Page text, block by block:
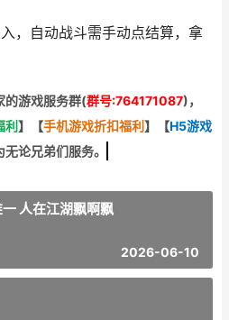
，自动战斗需手动点结算，拿
的游戏服务群(群号:764171087)，
利 】 【手机游戏折扣福利 】 【H5游戏
论兄弟们服务。
人在江湖飘啊飘
2026-06-10